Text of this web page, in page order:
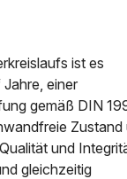
ist es
einer
gemäß DIN
Zustand
und
gleichzeitig